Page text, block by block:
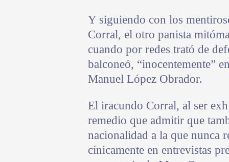
Y siguiendo con los
Corral, el otro panista
cuando por redes trató de
balconeó, “inocentemente”
Manuel López Obrador.
El iracundo Corral, al ser
remedio que admitir que
nacionalidad a la que nunca
cínicamente en entrevistas